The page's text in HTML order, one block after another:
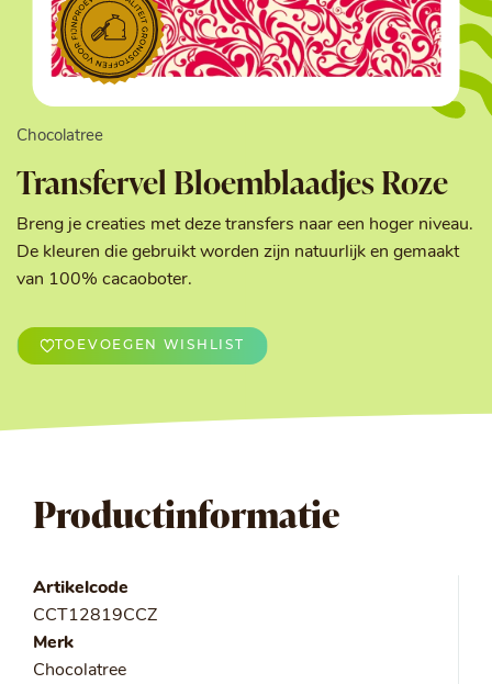
Chocolatree
Transfervel Bloemblaadjes Roze
Breng je creaties met deze transfers naar een hoger niveau.
De kleuren die gebruikt worden zijn natuurlijk en gemaakt
van 100% cacaoboter.
TOEVOEGEN WISHLIST
Productinformatie
Artikelcode
CCT12819CCZ
Merk
Chocolatree